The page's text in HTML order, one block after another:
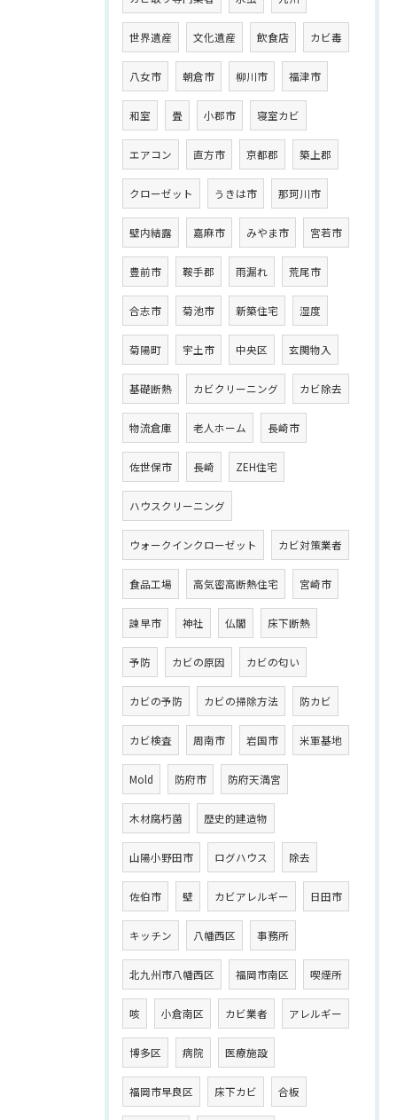
世界遺産 文化遺産 飲食店 カビ毒
八女市 朝倉市 柳川市 福津市
和室 畳 小郡市 寝室カビ
エアコン 直方市 京都郡 築上郡
クローゼット うきは市 那珂川市
壁内結露 嘉麻市 みやま市 宮若市
豊前市 鞍手郡 雨漏れ 荒尾市
合志市 菊池市 新築住宅 湿度
菊陽町 宇土市 中央区 玄関物入
基礎断熱 カビクリーニング カビ除去
物流倉庫 老人ホーム 長崎市
佐世保市 長崎 ZEH住宅
ハウスクリーニング
ウォークインクローゼット カビ対策業者
食品工場 高気密高断熱住宅 宮崎市
諫早市 神社 仏閣 床下断熱
予防 カビの原因 カビの匂い
カビの予防 カビの掃除方法 防カビ
カビ検査 周南市 岩国市 米軍基地
Mold 防府市 防府天満宮
木材腐朽菌 歴史的建造物
山陽小野田市 ログハウス 除去
佐伯市 壁 カビアレルギー 日田市
キッチン 八幡西区 事務所
北九州市八幡西区 福岡市南区 喫煙所
咳 小倉南区 カビ業者 アレルギー
博多区 病院 医療施設
福岡市早良区 床下カビ 合板